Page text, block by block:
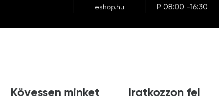
eshop.hu
P 08:00 -16:30
Kövessen minket
Iratkozzon fel